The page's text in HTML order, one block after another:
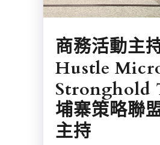
商務活動主
Hustle
Stronghold
埔寨策略聯
主持